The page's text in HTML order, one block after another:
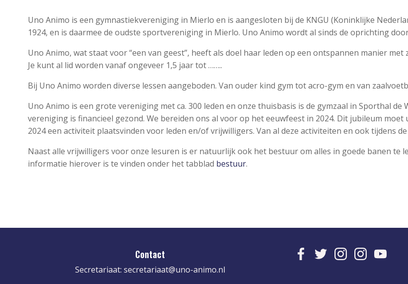
Uno Animo is een gymnastiekvereniging in Mierlo en is aangesloten bij de KNGU (Koninklijke
1924, en is daarmee de oudste sportvereniging in Mierlo. Uno Animo wordt al sinds de oprichting
Uno Animo, wat staat voor “een van geest”, heeft als doel haar leden op een ontspannen manier
Je kunt al lid worden vanaf ongeveer 1,5 jaar tot ……..
Bij Uno Animo worden diverse lessen aangeboden. Van ouder kind gym tot acro-gym en van
Uno Animo is een grote vereniging met ca. 300 leden en onze thuisbasis is de gymzaal in Sporthal
vereniging is financieel gezond. We bereiden ons al voor op het eeuwfeest in 2024. Dit jubileum
2024 een activiteit plaatsvinden voor leden en/of vrijwilligers. Van al deze activiteiten en ook tijdens
Naast alle vrijwilligers voor onze lesuren is er natuurlijk ook het bestuur om alles in goede banen te
informatie hierover is te vinden onder het tabblad bestuur.
Contact
Secretariaat:secretariaat@uno-animo.nl